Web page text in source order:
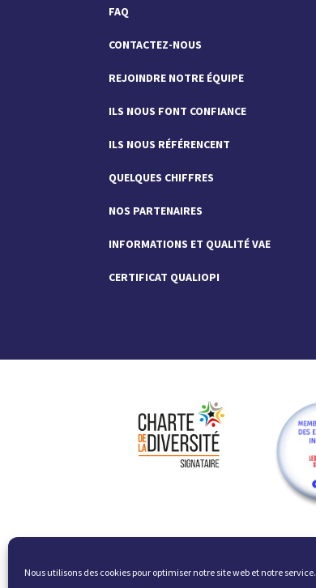
Nous utilisons des cookies pour optimiser notre site web et notre service.
FAQ
CONTACTEZ-NOUS
REJOINDRE NOTRE ÉQUIPE
ILS NOUS FONT CONFIANCE
ILS NOUS RÉFÉRENCENT
QUELQUES CHIFFRES
NOS PARTENAIRES
INFORMATIONS ET QUALITÉ VAE
CERTIFICAT QUALIOPI